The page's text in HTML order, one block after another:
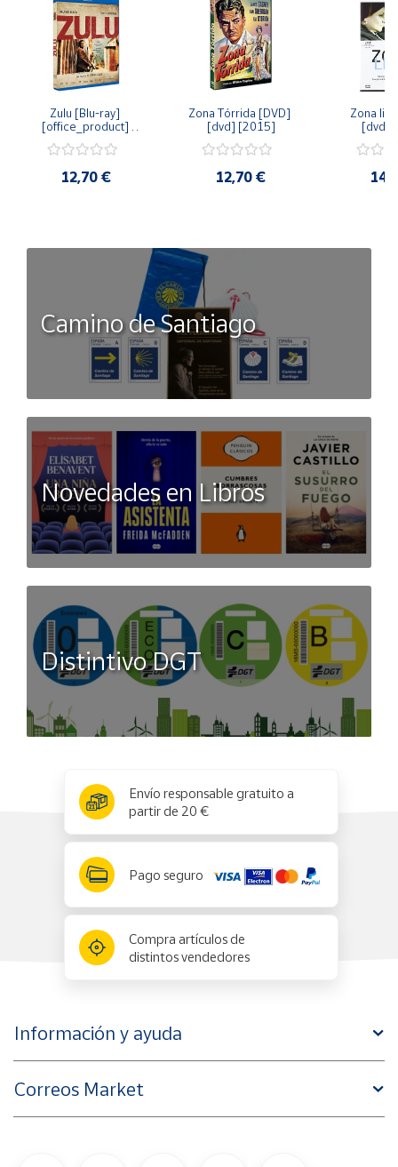
Zulu [Blu-ray]
[office_product]
12,70 €
Zona Tórrida [DVD]
[dvd] [2015]
12,70 €
Zona
[dvd]
Camino de Santiago
Novedades en Libros
Distintivo DGT
Envío responsable gratuito a
partir de 20 €
Pago seguro
Compra artículos de
distintos vendedores
Información y ayuda
Correos Market